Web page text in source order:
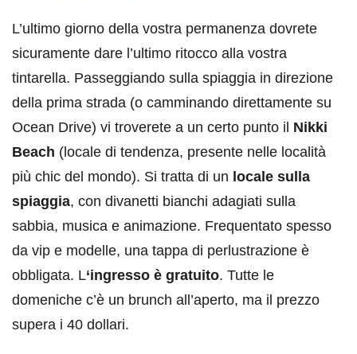
L’ultimo giorno della vostra permanenza dovrete
sicuramente dare l’ultimo ritocco alla vostra
tintarella. Passeggiando sulla spiaggia in direzione
della prima strada (o camminando direttamente su
Ocean Drive) vi troverete a un certo punto il Nikki
Beach (locale di tendenza, presente nelle località
più chic del mondo). Si tratta di un locale sulla
spiaggia, con divanetti bianchi adagiati sulla
sabbia, musica e animazione. Frequentato spesso
da vip e modelle, una tappa di perlustrazione è
obbligata. L‘ingresso è gratuito. Tutte le
domeniche c’è un brunch all’aperto, ma il prezzo
supera i 40 dollari.